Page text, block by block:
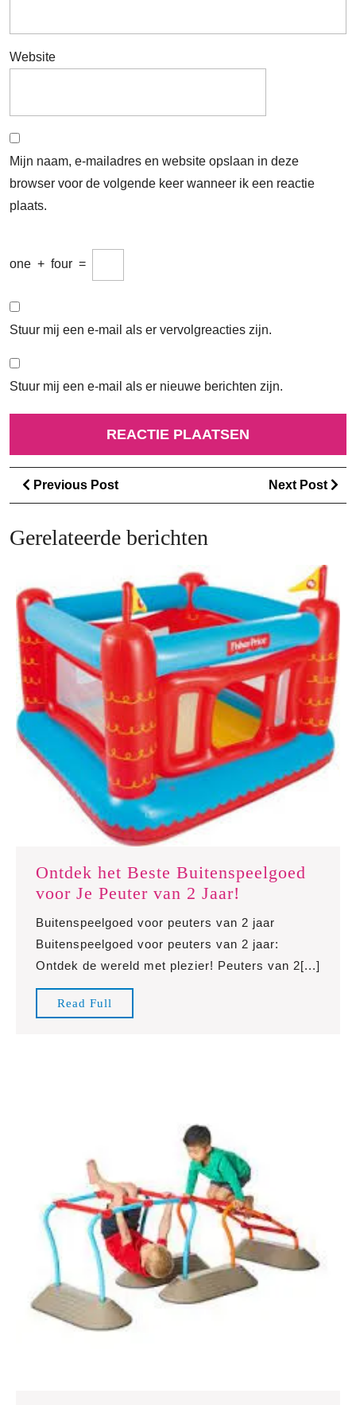
Website
Mijn naam, e-mailadres en website opslaan in deze
browser voor de volgende keer wanneer ik een reactie
plaats.
one + four =
Stuur mij een e-mail als er vervolgreacties zijn.
Stuur mij een e-mail als er nieuwe berichten zijn.
Berichtnavigatie
Previous PostPrevious
Post
Next Post
Gerelateerde berichten
Ontdek het Beste Buitenspeelgoed
voor Je Peuter van 2 Jaar!
Beste
voor
Buitenspeelgoed voor peuters van 2 jaar
Buitenspeelgoed voor peuters van 2 jaar:
Ontdek de wereld met plezier! Peuters van 2[...]
Read Full
Full